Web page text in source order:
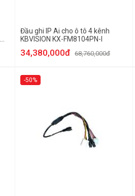
Đầu ghi IP Ai cho ô tô 4 kênh
KBVISION KX-FM8104PN-I
34,380,000đ 68,760,000đ
-50%